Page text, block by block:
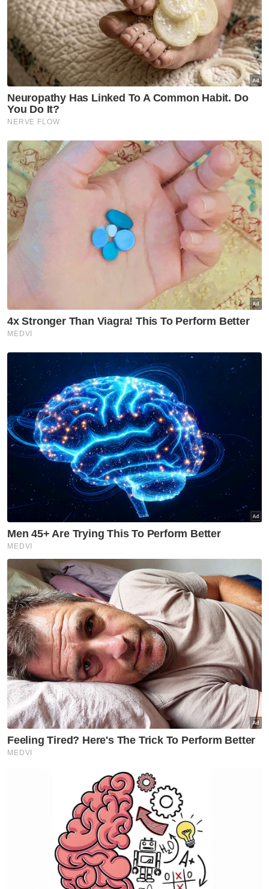
Berita Telus & Tulus menerusi E-Mel setiap
hari!
Muat turun aplikasi Sinar Harian. Klik di sini!
Hina Agama
Festival Muzik
Korea Selatan
Global
Artikel Disyorkan
GLOBAL
Itali keluarkan amaran merah
gelombang haba bagi semua
27 bandar utama
GLOBAL
Nobita, Uzumaki dan Luffy
GLOBAL
Trump naik angin stok senjata
AS hampir kehabisan
GLOBAL
Gelombang haba: Rakyat
Britain tidur di dapur, ambil